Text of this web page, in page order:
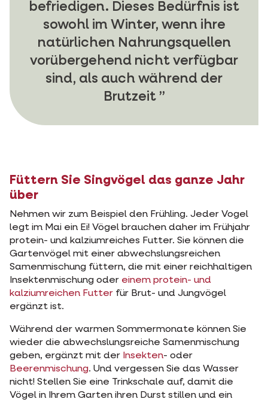
befriedigen. Dieses Bedürfnis ist
sowohl im Winter, wenn ihre
natürlichen Nahrungsquellen
vorübergehend nicht verfügbar
sind, als auch während der
Brutzeit
Füttern Sie Singvögel das ganze Jahr
über
Nehmen wir zum Beispiel den Frühling. Jeder Vogel
legt im Mai ein Ei! Vögel brauchen daher im Frühjahr
protein- und kalziumreiches Futter. Sie können die
Gartenvögel mit einer abwechslungsreichen
Samenmischung füttern, die mit einer reichhaltigen
Insektenmischung oder einem protein- und
kalziumreichen Futter für Brut- und Jungvögel
ergänzt ist.
Während der warmen Sommermonate können Sie
wieder die abwechslungsreiche Samenmischung
geben, ergänzt mit der Insekten- oder
Beerenmischung. Und vergessen Sie das Wasser
nicht! Stellen Sie eine Trinkschale auf, damit die
Vögel in Ihrem Garten ihren Durst stillen und ein